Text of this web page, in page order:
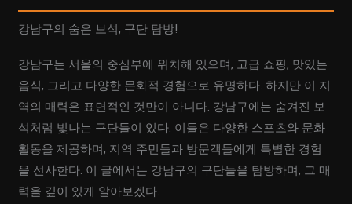
강남구의 숨은 보석, 구단 탐방!
강남구는 서울의 중심부에 위치해 있으며, 고급 쇼핑, 맛있는
음식, 그리고 다양한 문화적 경험으로 유명하다. 하지만 이 지
역의 매력은 표면적인 것만이 아니다. 강남구에는 숨겨진 보
석처럼 빛나는 구단들이 있다. 이들은 다양한 스포츠와 문화
활동을 제공하며, 지역 주민들과 방문객들에게 특별한 경험
을 선사한다. 이 글에서는 강남구의 구단들을 탐방하며, 그 매
력을 깊이 있게 알아보겠다.